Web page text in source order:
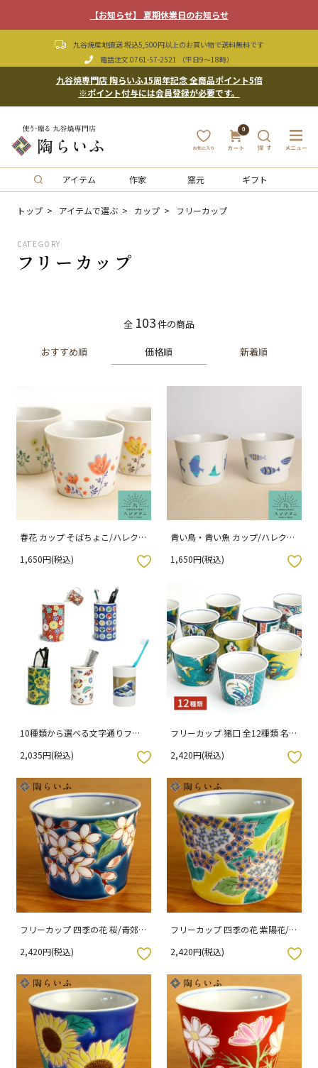
【お知らせ】 夏期休業日のお知らせ
九谷焼産地直送 税込5,500円以上のお買い物で送料無料です
電話注文 0761-57-2521 （平日9〜18時）
九谷焼専門店 陶らいふ15周年記念 全商品ポイント5倍
※ポイント付与には会員登録が必要です。
0
アイテム 作家 窯元 ギフト
トップ アイテムで選ぶ カップ フリーカップ
CATEGORY
フリーカップ
全 103件の商品
おすすめ順 価格順 新着順
春花 カップ そばちょこ/ハレクタ
1,650円(税込)
青い鳥・青い魚 カップ/ハレクタ
1,650円(税込)
お気に入りボタン
10種類から選べる文字通りフリ
2,035円(税込)
フリーカップ 猪口 全12種類 名品
2,420円(税込)
お気に入りボタン
フリーカップ 四季の花 桜/青郊窯
2,420円(税込)
フリーカップ 四季の花 紫陽花/青
2,420円(税込)
お気に入りボタン